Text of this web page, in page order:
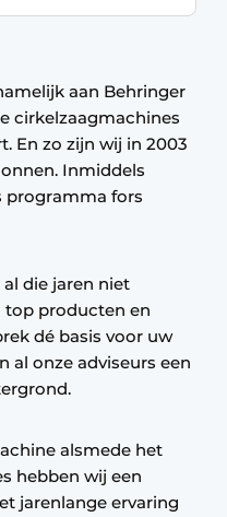
aan Behringer
cirkelzaagmachines
En zo zijn wij in 2003
Inmiddels
programma fors
die jaren niet
top producten en
dé basis voor uw
al onze adviseurs een
alsmede het
hebben wij een
jarenlange ervaring